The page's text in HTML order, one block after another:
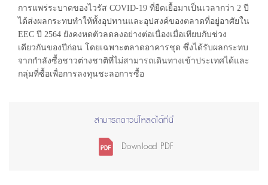
การแพร่ระบาดของไวรัส COVID-19 ที่ยืดเยื้อมาเป็นเวลากว่า 2 ปี
ได้ส่งผลกระทบทำให้ทั้งอุปทานและอุปสงค์ของตลาดที่อยู่อาศัยใน
EEC ปี 2564 ยังคงหดตัวลดลงอย่างต่อเนื่องเมื่อเทียบกับช่วง
เดียวกันของปีก่อน โดยเฉพาะตลาดอาคารชุด ซึ่งได้รับผลกระทบ
จากกำลังซื้อชาวต่างชาติที่ไม่สามารถเดินทางเข้าประเทศได้และ
กลุ่มที่ซื้อเพื่อการลงทุนชะลอการซื้อ
สามารถดาวน์โหลดได้ที่นี่
Download PDF